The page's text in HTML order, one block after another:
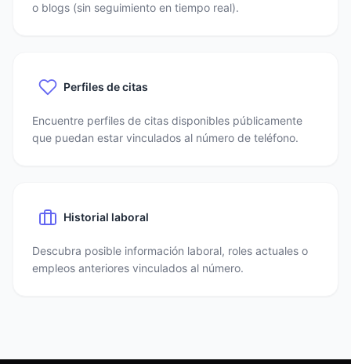
o blogs (sin seguimiento en tiempo real).
Perfiles de citas
Encuentre perfiles de citas disponibles públicamente
que puedan estar vinculados al número de teléfono.
Historial laboral
Descubra posible información laboral, roles actuales o
empleos anteriores vinculados al número.